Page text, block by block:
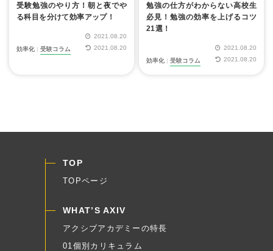
受験勉強のやり方！朝と夜でや
る科目を分けて効率アップ！
効率化 | 受験コラム
2021.08.20
2021.08.20
勉強の仕方がわからない高校生
必見！勉強の効率を上げるコツ
21選！
効率化 | 受験コラム
2021.08.20
2021.08.20
TOP
TOPページ
WHAT’S AXIV
アクシブアカデミーの特長
01個別カリキュラム